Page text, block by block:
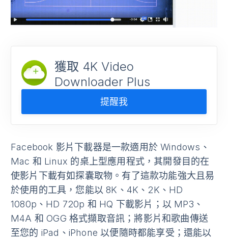
獲取 4K Video
Downloader Plus
提醒我
Facebook 影片下載器是一款適用於 Windows、
Mac 和 Linux 的桌上型應用程式，其開發目的在
使影片下載有如探囊取物。有了這款功能強大且易
於使用的工具，您能以 8K、4K、2K、HD
1080p、HD 720p 和 HQ 下載影片；以 MP3、
M4A 和 OGG 格式擷取音訊；將影片和歌曲傳送
至您的 iPad、iPhone 以便隨時都能享受；還能以